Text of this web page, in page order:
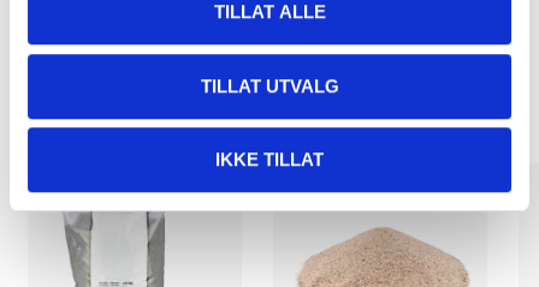
TILLAT ALLE
TILLAT UTVALG
IKKE TILLAT
Relaterte produkter